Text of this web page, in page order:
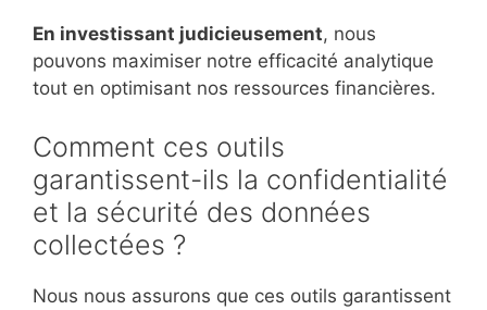
En investissant judicieusement, nous
pouvons maximiser notre efficacité analytique
tout en optimisant nos ressources financières.
Comment ces outils
garantissent-ils la confidentialité
et la sécurité des données
collectées ?
Nous nous assurons que ces outils garantissent